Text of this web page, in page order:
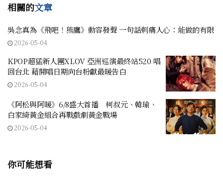
相關的文章
吳念真為《飛吧！熊鷹》動容發聲 一句話刺痛人心：能做的有限
2026-05-04
KPOP超猛新人團XLOV 亞洲巡演最終站520 唱
回台北 藉開唱日期向台粉獻最暖告白
2026-05-04
《阿松與阿暖》6/8盛大首播 柯叔元、韓瑜、
白家綺黃金組合再戰戲劇黃金戰場
2026-05-04
你可能想看